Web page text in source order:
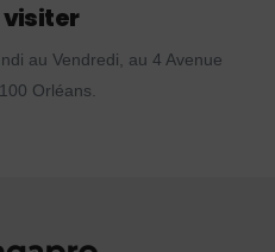
visiter
au Vendredi, au 4 Avenue
Orléans.